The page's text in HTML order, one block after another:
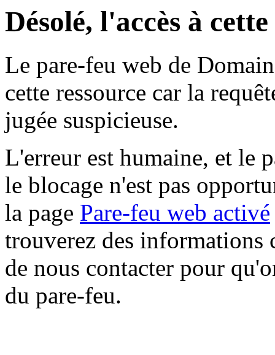
Désolé, l'accès à
Le pare-feu web de
cette ressource car la
jugée suspicieuse.
L'erreur est humaine, et le
le blocage n'est pas
la page Pare-feu web activé
trouverez des informations
de nous contacter pour
du pare-feu.